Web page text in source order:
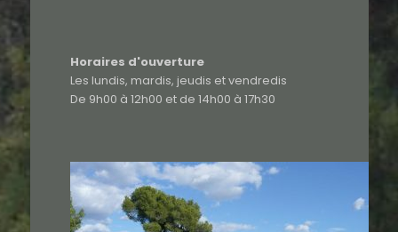
Horaires d'ouverture
Les lundis, mardis, jeudis et vendredis
De 9h00 à 12h00 et de 14h00 à 17h30